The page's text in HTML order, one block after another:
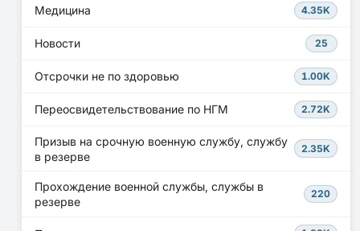
Медицина 4.35K
Новости 25
Отсрочки не по здоровью 1.00K
Переосвидетельствование по НГМ 2.72K
Призыв на срочную военную службу, службу
в резерве
2.35K
Прохождение военной службы, службы в
резерве
220